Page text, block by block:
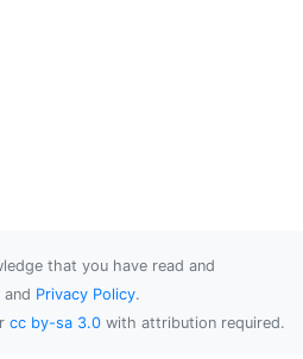
that you have read and
and Privacy Policy.
cc by-sa 3.0 with attribution required.